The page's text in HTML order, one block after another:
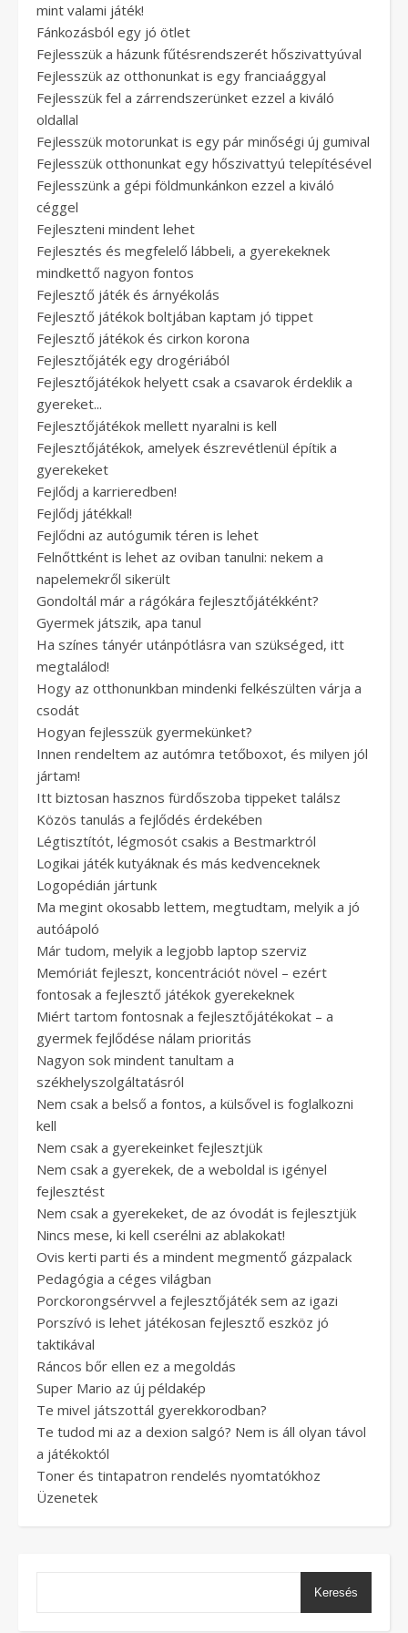
mint valami játék!
Fánkozásból egy jó ötlet
Fejlesszük a házunk fűtésrendszerét hőszivattyúval
Fejlesszük az otthonunkat is egy franciaággyal
Fejlesszük fel a zárrendszerünket ezzel a kiváló
oldallal
Fejlesszük motorunkat is egy pár minőségi új gumival
Fejlesszük otthonunkat egy hőszivattyú telepítésével
Fejlesszünk a gépi földmunkánkon ezzel a kiváló
céggel
Fejleszteni mindent lehet
Fejlesztés és megfelelő lábbeli, a gyerekeknek
mindkettő nagyon fontos
Fejlesztő játék és árnyékolás
Fejlesztő játékok boltjában kaptam jó tippet
Fejlesztő játékok és cirkon korona
Fejlesztőjáték egy drogériából
Fejlesztőjátékok helyett csak a csavarok érdeklik a
gyereket...
Fejlesztőjátékok mellett nyaralni is kell
Fejlesztőjátékok, amelyek észrevétlenül építik a
gyerekeket
Fejlődj a karrieredben!
Fejlődj játékkal!
Fejlődni az autógumik téren is lehet
Felnőttként is lehet az oviban tanulni: nekem a
napelemekről sikerült
Gondoltál már a rágókára fejlesztőjátékként?
Gyermek játszik, apa tanul
Ha színes tányér utánpótlásra van szükséged, itt
megtalálod!
Hogy az otthonunkban mindenki felkészülten várja a
csodát
Hogyan fejlesszük gyermekünket?
Innen rendeltem az autómra tetőboxot, és milyen jól
jártam!
Itt biztosan hasznos fürdőszoba tippeket találsz
Közös tanulás a fejlődés érdekében
Légtisztítót, légmosót csakis a Bestmarktról
Logikai játék kutyáknak és más kedvenceknek
Logopédián jártunk
Ma megint okosabb lettem, megtudtam, melyik a jó
autóápoló
Már tudom, melyik a legjobb laptop szerviz
Memóriát fejleszt, koncentrációt növel – ezért
fontosak a fejlesztő játékok gyerekeknek
Miért tartom fontosnak a fejlesztőjátékokat – a
gyermek fejlődése nálam prioritás
Nagyon sok mindent tanultam a
székhelyszolgáltatásról
Nem csak a belső a fontos, a külsővel is foglalkozni
kell
Nem csak a gyerekeinket fejlesztjük
Nem csak a gyerekek, de a weboldal is igényel
fejlesztést
Nem csak a gyerekeket, de az óvodát is fejlesztjük
Nincs mese, ki kell cserélni az ablakokat!
Ovis kerti parti és a mindent megmentő gázpalack
Pedagógia a céges világban
Porckorongsérvvel a fejlesztőjáték sem az igazi
Porszívó is lehet játékosan fejlesztő eszköz jó
taktikával
Ráncos bőr ellen ez a megoldás
Super Mario az új példakép
Te mivel játszottál gyerekkorodban?
Te tudod mi az a dexion salgó? Nem is áll olyan távol
a játékoktól
Toner és tintapatron rendelés nyomtatókhoz
Üzenetek
Keresés